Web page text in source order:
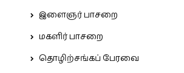
இளைஞர் பாசறை
மகளிர் பாசறை
தொழிற்சங்கப் பேரவை